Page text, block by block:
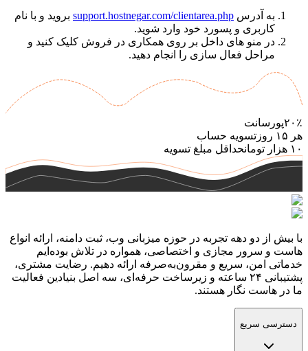
به آدرس support.hostnegar.com/clientarea.php بروید و با نام
کاربری و پسورد خود وارد شوید.
در منو های داخل بر روی همکاری در فروش کلیک کنید و
مراحل فعال سازی را انجام دهید.
۲۰٪پورسانت
هر
روز تسویه حساب
۱۰ هزار تومانحداقل مبلغ تسویه
با بیش از دو دهه تجربه در حوزه میزبانی وب، ثبت دامنه، ارائه انواع
هاست و سرور مجازی و اختصاصی، همواره در تلاش بوده‌ایم
خدماتی امن، سریع و مقرون‌به‌صرفه ارائه دهیم. رضایت مشتری،
پشتیبانی ۲۴ ساعته و زیرساخت حرفه‌ای، سه اصل بنیادین فعالیت
ما در هاست نگار هستند.
دسترسی سریع